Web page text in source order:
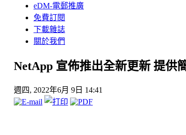
eDM-電郵推廣
免費訂閱
下載雜誌
關於我們
NetApp 宣佈推出全新更新 提供
週四, 2022年6月 9日 14:41